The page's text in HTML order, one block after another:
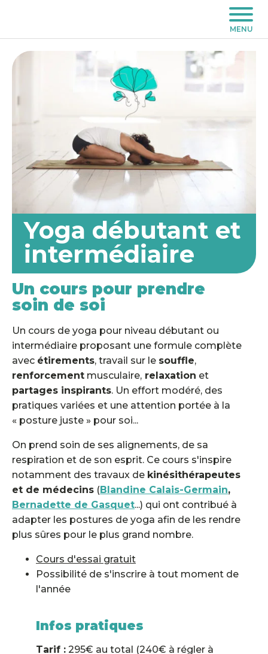
MENU
Yoga débutant et
intermédiaire
Un cours pour prendre
soin de soi
Un cours de yoga pour niveau débutant ou
intermédiaire proposant une formule complète
avec étirements, travail sur le souffle,
renforcement musculaire, relaxation et
partages inspirants. Un effort modéré, des
pratiques variées et une attention portée à la
« posture juste » pour soi...
On prend soin de ses alignements, de sa
respiration et de son esprit. Ce cours s'inspire
notamment des travaux de kinésithérapeutes
et de médecins (Blandine Calais-Germain,
Bernadette de Gasquet...) qui ont contribué à
adapter les postures de yoga afin de les rendre
plus sûres pour le plus grand nombre.
Cours d'essai gratuit
Possibilité de s'inscrire à tout moment de
l'année
Infos pratiques
Tarif : 295€ au total (240€ à régler à